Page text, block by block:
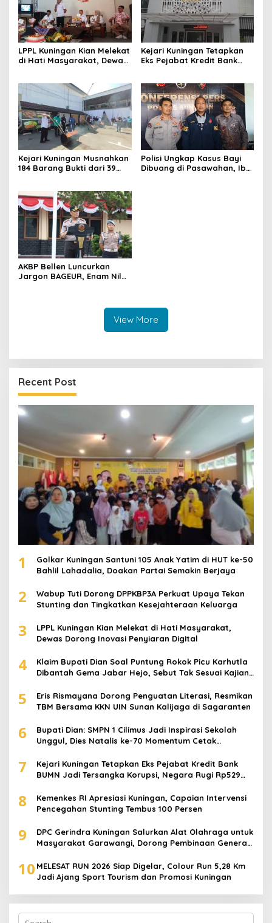
LPPL Kuningan Kian Melekat
di Hati Masyarakat, Dewas
Kejari Kuningan Tetapkan
Eks Pejabat Kredit Bank
Rp529 Juta
Kejari Kuningan Musnahkan
184 Barang Bukti dari 39
Digunakan Lagi
Polisi Ungkap Kasus Bayi
Dibuang di Pasawahan, Ibu
AKBP Bellen Luncurkan
Jargon BAGEUR, Enam Nilai
View More
Recent Post
1
Golkar Kuningan Santuni 105 Anak Yatim di HUT ke-50
Bahlil Lahadalia, Doakan Partai Semakin Berjaya
2
Wabup Tuti Dorong DPPKBP3A Perkuat Upaya Tekan
Stunting dan Tingkatkan Kesejahteraan Keluarga
3
LPPL Kuningan Kian Melekat di Hati Masyarakat,
Dewas Dorong Inovasi Penyiaran Digital
4
Klaim Bupati Dian Soal Puntung Rokok Picu Karhutla
Dibantah Gema Jabar Hejo, Sebut Tak Sesuai Kajian
5
Eris Rismayana Dorong Penguatan Literasi, Resmikan
TBM Bersama KKN UIN Sunan Kalijaga di Sagaranten
6
Bupati Dian: SMPN 1 Cilimus Jadi Inspirasi Sekolah
Unggul, Dies Natalis ke-70 Momentum Cetak
7
Kejari Kuningan Tetapkan Eks Pejabat Kredit Bank
BUMN Jadi Tersangka Korupsi, Negara Rugi Rp529
8
Kemenkes RI Apresiasi Kuningan, Capaian Intervensi
Pencegahan Stunting Tembus 100 Persen
9
DPC Gerindra Kuningan Salurkan Alat Olahraga untuk
Masyarakat Garawangi, Dorong Pembinaan Generasi
10 MELESAT RUN 2026 Siap Digelar, Colour Run 5,28 Km
Jadi Ajang Sport Tourism dan Promosi Kuningan
Search